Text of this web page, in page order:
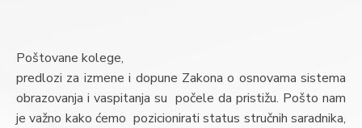
Poštovane kolege,
predlozi za izmene i dopune Zakona o osnovama sistema
obrazovanja i vaspitanja su počele da pristižu. Pošto nam
je važno kako ćemo pozicionirati status stručnih saradnika,